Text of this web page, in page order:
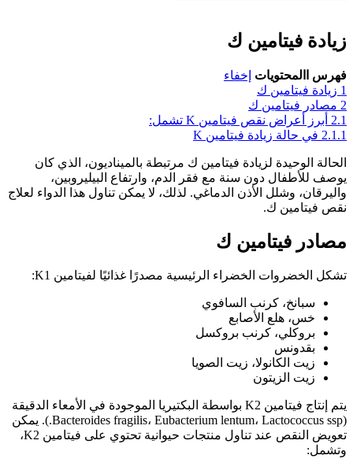
زيادة فيتامين ك
فهرس االمحتويات إخفاء
1 زيادة فيتامين ك
2 مصادر فيتامين ك
2.1 أبرز أعراض نقص فيتامين K تشمل:
2.1.1 في حالة زيادة فيتامين K
الحالة الوحيدة لزيادة فيتامين ك مرتبطة بالميناديون، الذي كان
يوصف للأطفال دون سنة مع فقر الدم، وارتفاع البيليروبين،
واليرقان، وشلل الأذن الدماغي. لذلك، لا يمكن تناول هذا الدواء لعلاج
نقص فيتامين ك.
مصادر فيتامين ك
تشكل الخضروات الخضراء الرئيسية مصدرًا غذائيًا لفيتامين K1:
سبانخ، كرنب السافوي
خس، هلع الأصابع
بروكلي، كرنب بروكسل
بقدونس
زيت الكانولا، زيت الصويا
زيت الزيتون
يتم إنتاج فيتامين K2 بواسطة البكتيريا الموجودة في الأمعاء الدقيقة
(Bacteroides fragilis، Eubacterium lentum، Lactococcus ssp.). يمكن
تعويض النقص عند تناول منتجات حيوانية تحتوي على فيتامين K2،
وتشمل: